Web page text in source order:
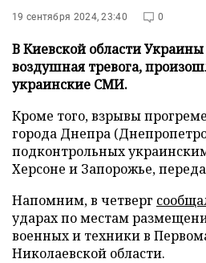
19 сентября 2024, 23:40 0
В Киевской области
воздушная тревога,
украинские СМИ.
Кроме того, взрывы
города Днепра
подконтрольных
Херсоне и Запорожье,
Напомним, в четверг
ударах по местам
военных и техники в
Николаевской области.